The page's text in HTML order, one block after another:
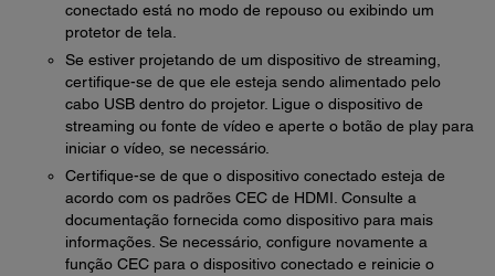
conectado está no modo de repouso ou exibindo um
protetor de tela.
Se estiver projetando de um dispositivo de streaming,
certifique-se de que ele esteja sendo alimentado pelo
cabo USB dentro do projetor. Ligue o dispositivo de
streaming ou fonte de vídeo e aperte o botão de play para
iniciar o vídeo, se necessário.
Certifique-se de que o dispositivo conectado esteja de
acordo com os padrões CEC de HDMI. Consulte a
documentação fornecida como dispositivo para mais
informações. Se necessário, configure novamente a
função CEC para o dispositivo conectado e reinicie o